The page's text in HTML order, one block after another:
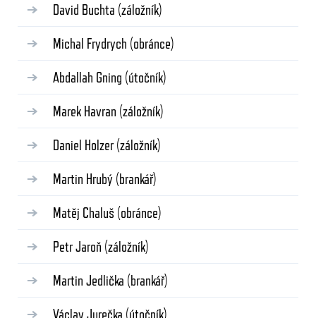
David Buchta (záložník)
Michal Frydrych (obránce)
Abdallah Gning (útočník)
Marek Havran (záložník)
Daniel Holzer (záložník)
Martin Hrubý (brankář)
Matěj Chaluš (obránce)
Petr Jaroň (záložník)
Martin Jedlička (brankář)
Václav Jurečka (útočník)